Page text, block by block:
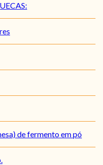
de fermento em pó